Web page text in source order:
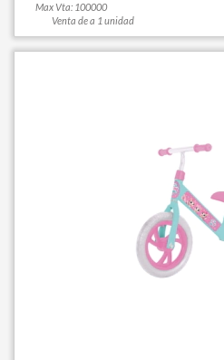
Max Vta: 100000
Venta de a 1 unidad